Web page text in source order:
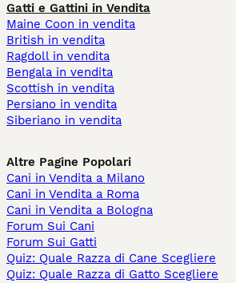
Gatti e Gattini in Vendita
Maine Coon in vendita
British in vendita
Ragdoll in vendita
Bengala in vendita
Scottish in vendita
Persiano in vendita
Siberiano in vendita
Altre Pagine Popolari
Cani in Vendita a Milano
Cani in Vendita a Roma
Cani in Vendita a Bologna
Forum Sui Cani
Forum Sui Gatti
Quiz: Quale Razza di Cane Scegliere
Quiz: Quale Razza di Gatto Scegliere